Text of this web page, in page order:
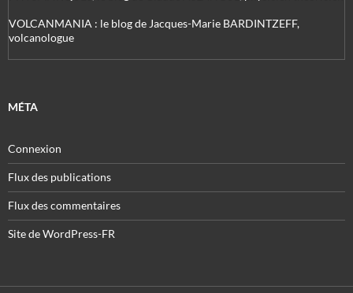
VOLCANMANIA : le blog de Jacques-Marie BARDINTZEFF,
volcanologue
MÉTA
Connexion
Flux des publications
Flux des commentaires
Site de WordPress-FR